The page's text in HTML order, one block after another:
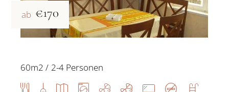
ab €170
60m2 2-4 Personen